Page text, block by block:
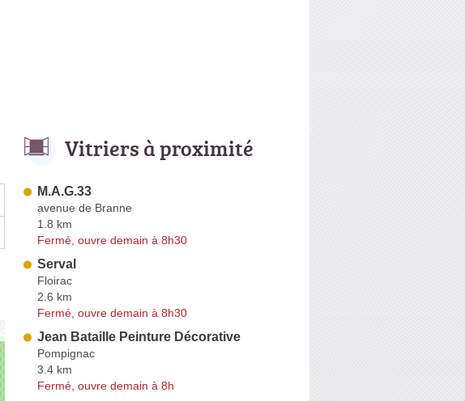
Vitriers à proximité
M.A.G.33
avenue de Branne
1.8 km
Fermé, ouvre demain à 8h30
Serval
Floirac
2.6 km
Fermé, ouvre demain à 8h30
Jean Bataille Peinture Décorative
Pompignac
3.4 km
Fermé, ouvre demain à 8h